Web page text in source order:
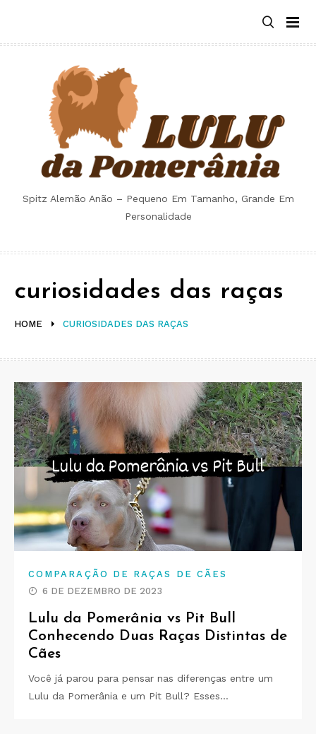
content
Spitz Alemão Anão – Pequeno Em Tamanho, Grande Em
Personalidade
HOME CURIOSIDADES DAS RAÇAS
curiosidades das raças
COMPARAÇÃO DE RAÇAS DE CÃES
6 DE DEZEMBRO DE 2023
Lulu da Pomerânia vs Pit Bull
Conhecendo Duas Raças Distintas de
Cães
Você já parou para pensar nas diferenças entre um
Lulu da Pomerânia e um Pit Bull? Esses…